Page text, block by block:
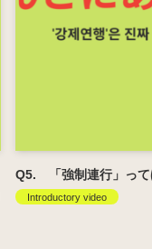
Q5. 「強制連行」って
Introductory video